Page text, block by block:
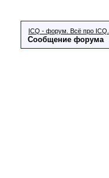
ICQ - форум. Всё про ICQ.
Сообщение форума